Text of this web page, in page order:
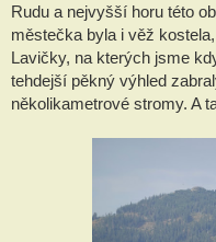
Rudu a nejvyšší horu této
městečka byla i věž
Lavičky, na kterých jsme
tehdejší pěkný výhled
několikametrové stromy. A